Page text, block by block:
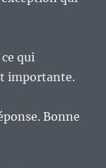
qui
importante.
Bonne